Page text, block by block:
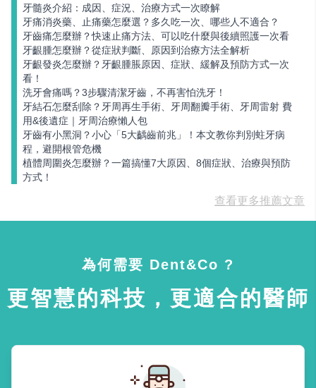
牙髓炎介紹：成因、症況、治療方式一次瞭解
牙痛消炎藥、止痛藥怎麼選？多久吃一次、哪些人不適合？
牙齒痛怎麼辦？快速止痛方法、可以吃什麼與後續照護一次看
牙齦腫怎麼辦？從症狀判斷、原因到治療方法全解析
牙齦發炎怎麼辦？牙齦腫脹原因、症狀、緩解及預防方式一次
看！
洗牙會痛嗎？3步驟清潔牙齒，不再害怕洗牙！
牙結石怎麼刮除？牙周再生手術、牙周翻瓣手術、牙周雷射 費
用&後遺症｜牙周治療懶人包
牙齒有小黑洞？小心「5大齲齒前兆」！本文教你判別蛀牙病
程，避開根管危機
植體周圍炎怎麼辦？一篇搞懂7大原因、8個症狀、治療與預防
方式！
查看更多推薦文章
為何需要 Dent&Co ?
更智慧的科技，更適合的醫師